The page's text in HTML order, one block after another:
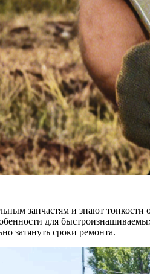
запчастям и знают
для
затянуть сроки ремонта.